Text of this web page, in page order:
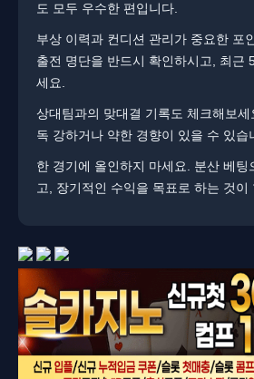
도 모두 우수한 편입니다.
부상 이력과 컨디션 관리가 중요한 포
출전 명단을 반드시 확인하시고, 최근
세요.
상대팀과의 맞대결 기록도 체크해보
독 강하거나 약한 경향이 있을 수 있습
한 경기에 올인하지 마세요. ​​분산 베팅
고, 장기적인 수익을 목표로 하는 것이